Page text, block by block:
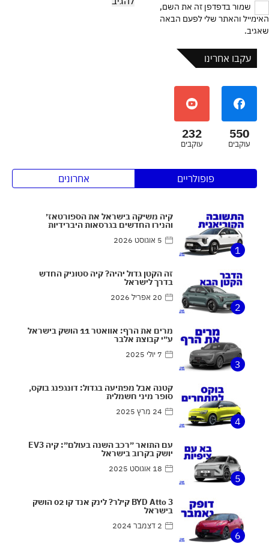
שמור בדפדפן זה את השם,
האימייל והאתר שלי לפעם הבאה
שאגיב.
עקבו אחרינו
550
עוקבים
232
עוקבים
פופולריים אחרונים
1
קיה משיקה בישראל את הספורטאז׳
והנירו החדשים בגרסאות היברידיות
5 אוגוסט 2026
2
זה הקטן גדול יהיה? קיה סטוניק החדש
בדרך לישראל
20 אפריל 2026
3
מרים את הרף: אוואטר 11 הושק בישראל
ע״י קבוצת אלבר
7 יולי 2025
4
קטנה אבל מפתיעה בגדול: דונגפנג בוקס,
סופר מיני חשמלית
24 מרץ 2025
5
עם התואר ״רכב השנה בעולם״: קיה EV3
יושק בקרוב בישראל
18 אוגוסט 2025
6
BYD Atto 3 קילר? לינק אנד קו 02 הושק
בישראל
2 דצמבר 2024